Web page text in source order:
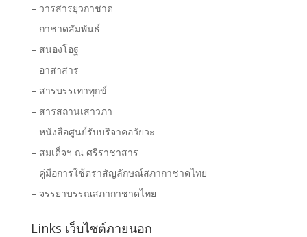
– วารสารยุวกาชาด
– กาชาดสัมพันธ์
– สนองโอฐ
– อาสาสาร
– สารบรรเทาทุกข์
– สารสถานเสาวภา
– หนังสือศูนย์รับบริจาคอวัยวะ
– สมเด็จฯ ณ ศรีราชาสาร
– คู่มือการใช้ตราสัญลักษณ์สภากาชาดไทย
– จรรยาบรรณสภากาชาดไทย
Links เว็บไซต์ภายนอก